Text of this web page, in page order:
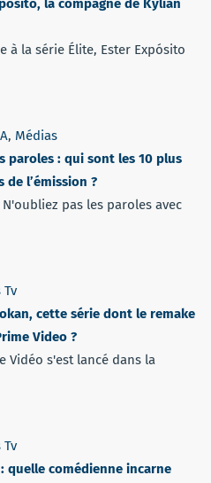
la compagne de Kylian
à la série Élite, Ester Expósito
, Médias
paroles : qui sont les 10 plus
de l’émission ?
pas les paroles avec
Tv
cette série dont le remake
Video ?
Vidéo s'est lancé dans la
Tv
quelle comédienne incarne